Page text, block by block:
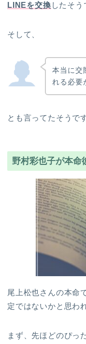
LINEを交換 したそう
そして、
本当に交
れる必要
とも言ってたそうで
野村彩也子が本命
尾上松也さんの本命
定ではないかと思わ
まず、先ほどのぴっ